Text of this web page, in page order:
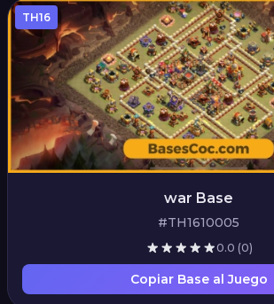
TH16
war Base
#TH1610005
0.0 (0)
Copiar Base al Juego